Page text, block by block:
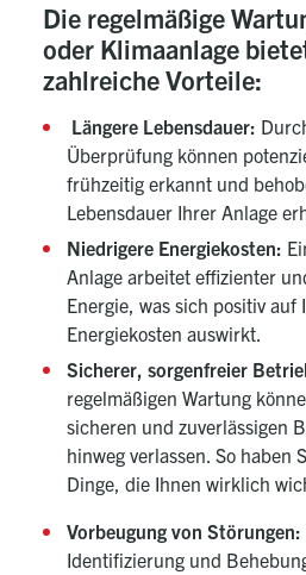
Die regelmäßige
oder Klimaanlage
zahlreiche Vorteile:
Längere Lebensdauer:
Überprüfung können
frühzeitig erkannt und
Lebensdauer Ihrer Anlage
Niedrigere Energiekosten:
Anlage arbeitet effizienter
Energie, was sich positiv auf
Energiekosten auswirkt.
Sicherer, sorgenfreier
regelmäßigen Wartung
sicheren und zuverlässigen
hinweg verlassen. So haben
Dinge, die Ihnen wirklich
Vorbeugung von Störungen:
Identifizierung und